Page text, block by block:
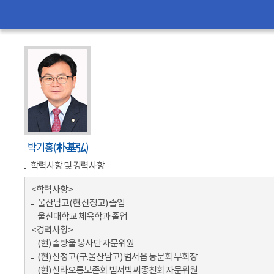
박기홍(朴基弘)
학력사항 및 경력사항
<학력사항>
울산남고(현.신정고) 졸업
울산대학교 체육학과 졸업
<경력사항>
(현) 솔방울 봉사단 자문위원
(현) 신정고(구.울산남고) 범서읍 동문회 부회장
(현) 신라오릉보존회 범서박씨종친회 자문위원